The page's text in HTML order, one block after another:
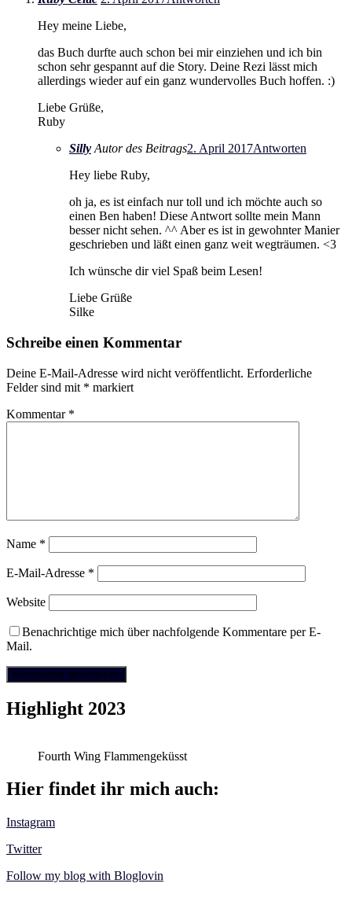
Hey meine Liebe,
das Buch durfte auch schon bei mir einziehen und ich bin
schon sehr gespannt auf die Story. Deine Rezi lässt mich
allerdings wieder auf ein ganz wundervolles Buch hoffen. :)
Liebe Grüße,
Ruby
Silly Autor des Beitrags2. April 2017Antworten
Hey liebe Ruby,
oh ja, es ist einfach nur toll und ich möchte auch so
einen Ben haben! Diese Antwort sollte mein Mann
besser nicht sehen. ^^ Aber es ist in gewohnter Manier
geschrieben und läßt einen ganz weit wegträumen. <3
Ich wünsche dir viel Spaß beim Lesen!
Liebe Grüße
Silke
Schreibe einen Kommentar
Deine E-Mail-Adresse wird nicht veröffentlicht. Erforderliche
Felder sind mit * markiert
Kommentar *
Name *
E-Mail-Adresse *
Website
Benachrichtige mich über nachfolgende Kommentare per E-
Mail.
Highlight 2023
Fourth Wing Flammengeküsst
Hier findet ihr mich auch:
Instagram
Twitter
Follow my blog with Bloglovin